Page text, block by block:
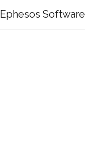
Ephesos Software